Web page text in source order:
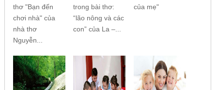
thơ "Bạn đến
chơi nhà" của
nhà thơ
Nguyễn...
trong bài thơ:
“lão nông và các
con” của La –...
của mẹ"